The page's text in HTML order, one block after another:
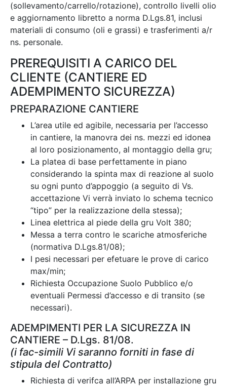
(sollevamento/carrello/rotazione), controllo livelli olio
e aggiornamento libretto a norma D.Lgs.81, inclusi
materiali di consumo (oli e grassi) e trasferimenti a/r
ns. personale.
PREREQUISITI A CARICO DEL
CLIENTE (CANTIERE ED
ADEMPIMENTO SICUREZZA)
PREPARAZIONE CANTIERE
L’area utile ed agibile, necessaria per l’accesso
in cantiere, la manovra dei ns. mezzi ed idonea
al loro posizionamento, al montaggio della gru;
La platea di base perfettamente in piano
considerando la spinta max di reazione al suolo
su ogni punto d’appoggio (a seguito di Vs.
accettazione Vi verrà inviato lo schema tecnico
“tipo” per la realizzazione della stessa);
Linea elettrica al piede della gru Volt 380;
Messa a terra contro le scariche atmosferiche
(normativa D.Lgs.81/08);
I pesi necessari per efetuare le prove di carico
max/min;
Richiesta Occupazione Suolo Pubblico e/o
eventuali Permessi d’accesso e di transito (se
necessari).
ADEMPIMENTI PER LA SICUREZZA IN
CANTIERE – D.Lgs. 81/08.
(i fac-simili Vi saranno forniti in fase di
stipula del Contratto)
Richiesta di verifca all’ARPA per installazione gru